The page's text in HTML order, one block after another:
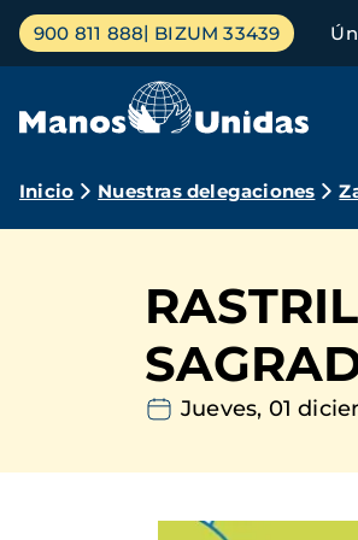
Pasar
contenido
Menú
principal
900 811 888 BIZUM 33439
Ruta
navegación
Inicio Nuestras delegaciones
Jueves, 01